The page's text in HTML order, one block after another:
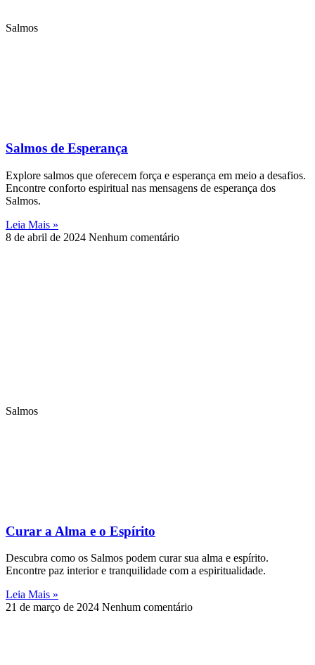
Salmos
Salmos de Esperança
Explore salmos que oferecem força e esperança em meio a desafios.
Encontre conforto espiritual nas mensagens de esperança dos
Salmos.
Leia Mais »
8 de abril de 2024 Nenhum comentário
Salmos
Curar a Alma e o Espírito
Descubra como os Salmos podem curar sua alma e espírito.
Encontre paz interior e tranquilidade com a espiritualidade.
Leia Mais »
21 de março de 2024 Nenhum comentário